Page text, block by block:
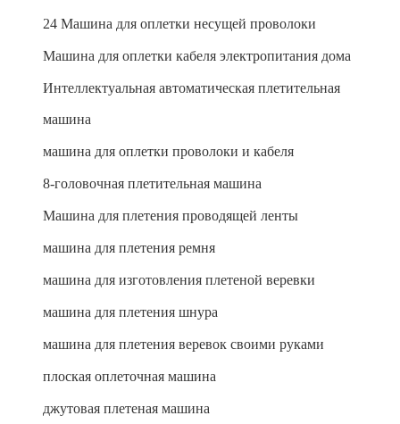
24 Машина для оплетки несущей проволоки
Машина для оплетки кабеля электропитания дома
Интеллектуальная автоматическая плетительная
машина
машина для оплетки проволоки и кабеля
8-головочная плетительная машина
Машина для плетения проводящей ленты
машина для плетения ремня
машина для изготовления плетеной веревки
машина для плетения шнура
машина для плетения веревок своими руками
плоская оплеточная машина
джутовая плетеная машина